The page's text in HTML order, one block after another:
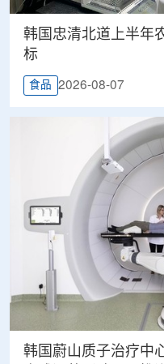
韩国忠清北道上半年
标
食品 2026-08-07
韩国蔚山质子治疗中